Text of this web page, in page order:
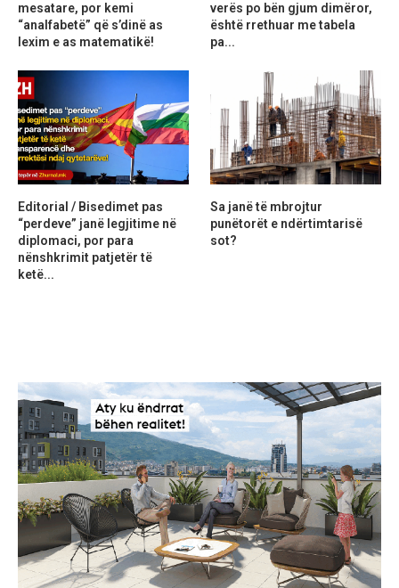
mesatare, por kemi
“analfabetë” që s’dinë as
lexim e as matematikë!
verës po bën gjum dimëror,
është rrethuar me tabela
pa...
Editorial / Bisedimet pas
“perdeve” janë legjitime në
diplomaci, por para
nënshkrimit patjetër të
ketë...
Sa janë të mbrojtur
punëtorët e ndërtimtarisë
sot?